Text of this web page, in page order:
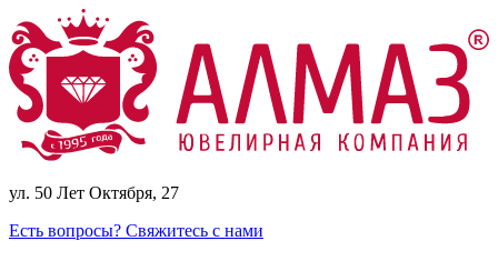
ул. 50 Лет Октября, 27
Есть вопросы? Свяжитесь с нами